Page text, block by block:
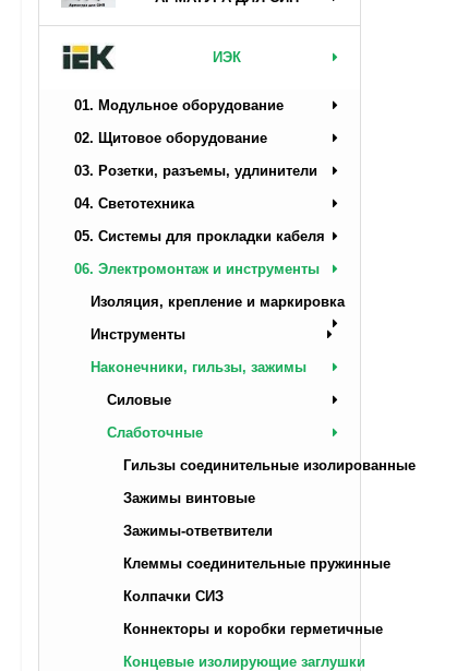
ИЭК
01. Модульное оборудование
02. Щитовое оборудование
03. Розетки, разъемы, удлинители
04. Светотехника
05. Системы для прокладки кабеля
06. Электромонтаж и инструменты
Изоляция, крепление и маркировка
Инструменты
Наконечники, гильзы, зажимы
Силовые
Слаботочные
Гильзы соединительные изолированные
Зажимы винтовые
Зажимы-ответвители
Клеммы соединительные пружинные
Колпачки СИЗ
Коннекторы и коробки герметичные
Концевые изолирующие заглушки